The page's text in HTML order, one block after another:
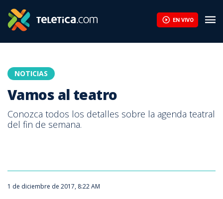
EN VIVO
NOTICIAS
Vamos al teatro
Conozca todos los detalles sobre la agenda teatral
del fin de semana.
1 de diciembre de 2017, 8:22 AM